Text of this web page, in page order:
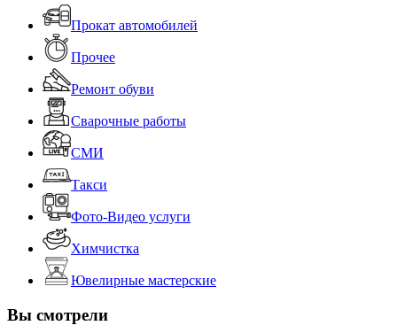
Прокат автомобилей
Прочее
Ремонт обуви
Сварочные работы
СМИ
Такси
Фото-Видео услуги
Химчистка
Ювелирные мастерские
Вы смотрели